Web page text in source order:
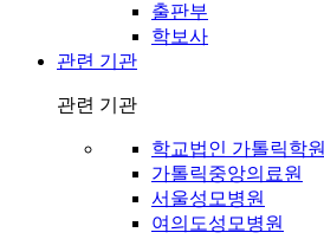
출판부
학보사
관련 기관
관련 기관
학교법인 가톨릭학원
가톨릭중앙의료원
서울성모병원
여의도성모병원